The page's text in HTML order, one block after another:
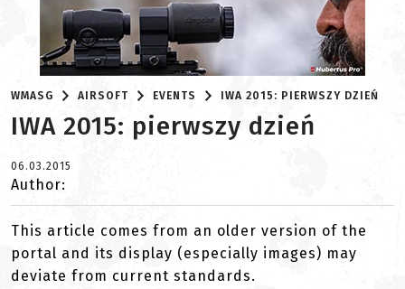
WMASG AIRSOFT EVENTS IWA 2015: PIERWSZY DZIEŃ
IWA 2015: pierwszy dzień
06.03.2015
Author:
This article comes from an older version of the
portal and its display (especially images) may
deviate from current standards.